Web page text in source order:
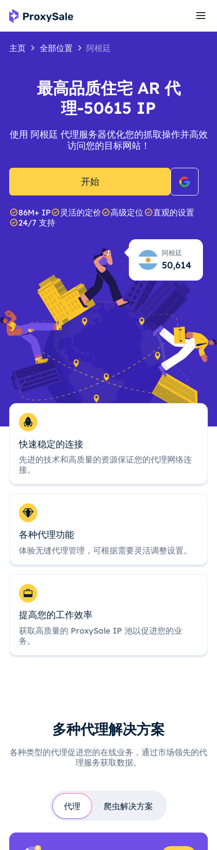
主页 全部位置 阿根廷
最高品质住宅 AR 代
理-50615 IP
使用 阿根廷 代理服务器优化您的抓取操作并高效
访问您的目标网站！
开始
86M+ IP 灵活的定价 高级定位
直观的设置
24/7 支持
阿根廷
50,615
快速稳定的连接
先进的技术和高质量的资源保证您的代理网络连
接。
各种代理功能
体验无缝代理管理，可根据需要灵活调整设置。
提高您的工作效率
获取高质量的 ProxySale IP 池以促进您的业
务。
多种代理解决方案
各种类型的代理促进您的在线业务，通过市场领先的代
理服务获取数据。
代理 爬虫解决方案